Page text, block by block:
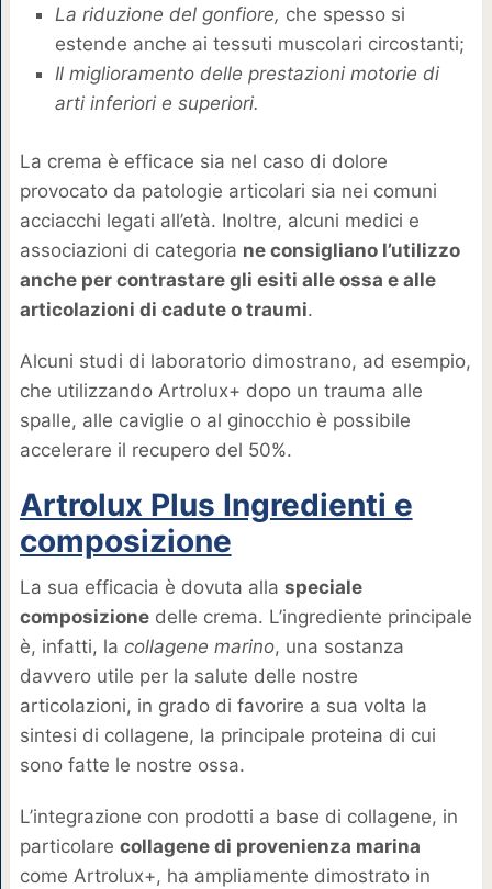
La riduzione del gonfiore, che spesso si
estende anche ai tessuti muscolari circostanti;
Il miglioramento delle prestazioni motorie di
arti inferiori e superiori.
La crema è efficace sia nel caso di dolore
provocato da patologie articolari sia nei comuni
acciacchi legati all’età. Inoltre, alcuni medici e
associazioni di categoria ne consigliano l’utilizzo
anche per contrastare gli esiti alle ossa e alle
articolazioni di cadute o traumi.
Alcuni studi di laboratorio dimostrano, ad esempio,
che utilizzando Artrolux+ dopo un trauma alle
spalle, alle caviglie o al ginocchio è possibile
accelerare il recupero del 50%.
Artrolux Plus Ingredienti e
composizione
La sua efficacia è dovuta alla speciale
composizionedelle crema. L’ingrediente principale
è, infatti, la collagene marino, una sostanza
davvero utile per la salute delle nostre
articolazioni, in grado di favorire a sua volta la
sintesi di collagene, la principale proteina di cui
sono fatte le nostre ossa.
L’integrazione con prodotti a base di collagene, in
particolare collagene di provenienza marina
come Artrolux+, ha ampliamente dimostrato in